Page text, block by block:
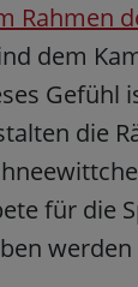
Rahmen
dem
Gefühl
die
für die
werden